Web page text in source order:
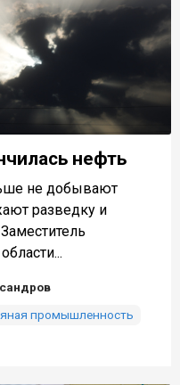
нефть
не добывают
разведку и
промышленность